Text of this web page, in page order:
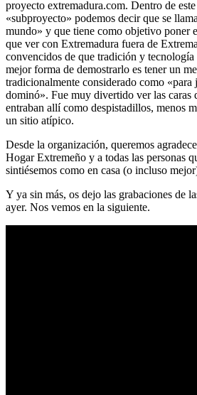
proyecto extremadura.com. Dentro de
«subproyecto» podemos decir que se
mundo» y que tiene como objetivo poner
que ver con Extremadura fuera de
convencidos de que tradición y
mejor forma de demostrarlo es tener un
tradicionalmente considerado como «para
dominó». Fue muy divertido ver las caras
entraban allí como despistadillos, menos
un sitio atípico.
Desde la organización, queremos
Hogar Extremeño y a todas las personas
sintiésemos como en casa (o incluso
Y ya sin más, os dejo las grabaciones de
ayer. Nos vemos en la siguiente.